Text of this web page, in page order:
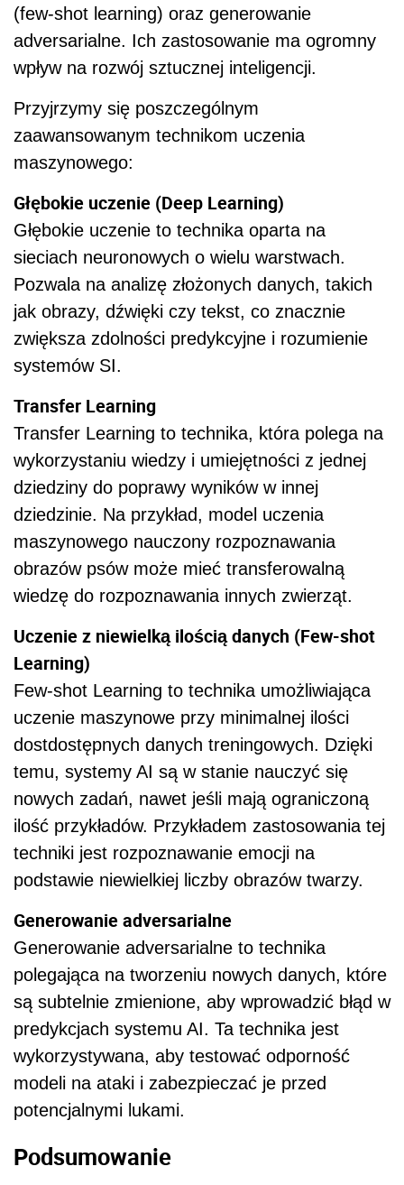
(few-shot learning) oraz generowanie
adversarialne. Ich zastosowanie ma ogromny
wpływ na rozwój sztucznej inteligencji.
Przyjrzymy się poszczególnym
zaawansowanym technikom uczenia
maszynowego:
Głębokie uczenie (Deep Learning)
Głębokie uczenie to technika oparta na
sieciach neuronowych o wielu warstwach.
Pozwala na analizę złożonych danych, takich
jak obrazy, dźwięki czy tekst, co znacznie
zwiększa zdolności predykcyjne i rozumienie
systemów SI.
Transfer Learning
Transfer Learning to technika, która polega na
wykorzystaniu wiedzy i umiejętności z jednej
dziedziny do poprawy wyników w innej
dziedzinie. Na przykład, model uczenia
maszynowego nauczony rozpoznawania
obrazów psów może mieć transferowalną
wiedzę do rozpoznawania innych zwierząt.
Uczenie z niewielką ilością danych (Few-shot
Learning)
Few-shot Learning to technika umożliwiająca
uczenie maszynowe przy minimalnej ilości
dostdostępnych danych treningowych. Dzięki
temu, systemy AI są w stanie nauczyć się
nowych zadań, nawet jeśli mają ograniczoną
ilość przykładów. Przykładem zastosowania tej
techniki jest rozpoznawanie emocji na
podstawie niewielkiej liczby obrazów twarzy.
Generowanie adversarialne
Generowanie adversarialne to technika
polegająca na tworzeniu nowych danych, które
są subtelnie zmienione, aby wprowadzić błąd w
predykcjach systemu AI. Ta technika jest
wykorzystywana, aby testować odporność
modeli na ataki i zabezpieczać je przed
potencjalnymi lukami.
Podsumowanie